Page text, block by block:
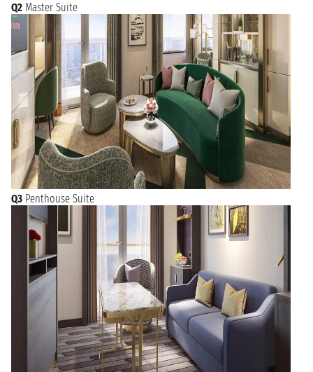
Q2 Master Suite
Q3 Penthouse Suite